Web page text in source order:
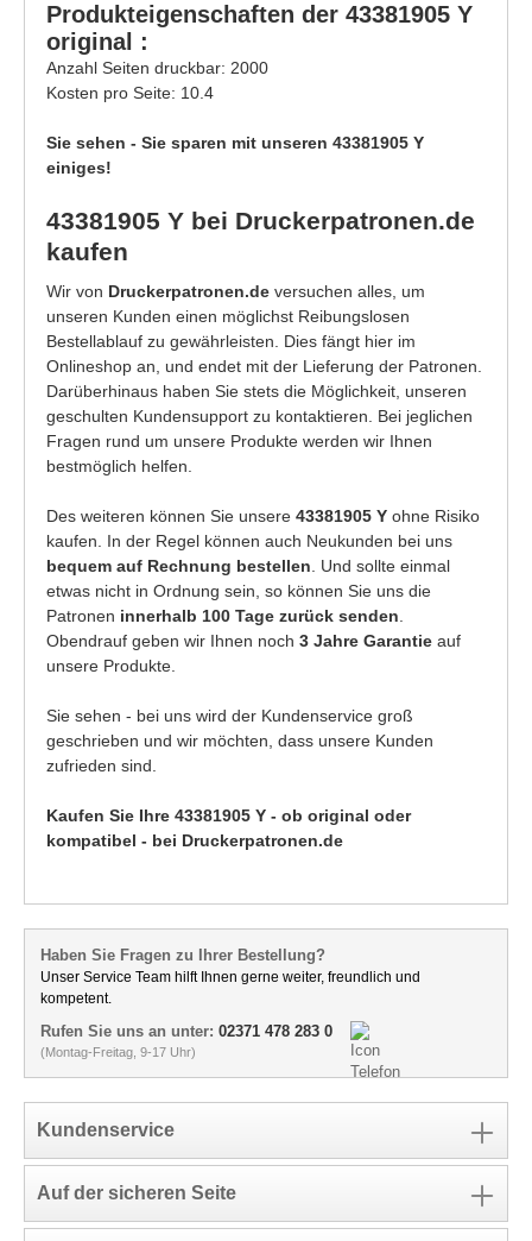
Produkteigenschaften der 43381905 Y
original :
Anzahl Seiten druckbar: 2000
Kosten pro Seite: 10.4
Sie sehen - Sie sparen mit unseren 43381905 Y
einiges!
43381905 Y bei Druckerpatronen.de
kaufen
Wir von Druckerpatronen.de versuchen alles, um
unseren Kunden einen möglichst Reibungslosen
Bestellablauf zu gewährleisten. Dies fängt hier im
Onlineshop an, und endet mit der Lieferung der Patronen.
Darüberhinaus haben Sie stets die Möglichkeit, unseren
geschulten Kundensupport zu kontaktieren. Bei jeglichen
Fragen rund um unsere Produkte werden wir Ihnen
bestmöglich helfen.
Des weiteren können Sie unsere 43381905 Y ohne Risiko
kaufen. In der Regel können auch Neukunden bei uns
bequem auf Rechnung bestellen. Und sollte einmal
etwas nicht in Ordnung sein, so können Sie uns die
Patronen innerhalb 100 Tage zurück senden.
Obendrauf geben wir Ihnen noch 3 Jahre Garantie auf
unsere Produkte.
Sie sehen - bei uns wird der Kundenservice groß
geschrieben und wir möchten, dass unsere Kunden
zufrieden sind.
Kaufen Sie Ihre 43381905 Y - ob original oder
kompatibel - bei Druckerpatronen.de
Haben Sie Fragen zu Ihrer Bestellung?
Unser Service Team hilft Ihnen gerne weiter, freundlich und
kompetent.
Rufen Sie uns an unter: 02371 478 283 0
(Montag-Freitag, 9-17 Uhr)
Kundenservice
Auf der sicheren Seite